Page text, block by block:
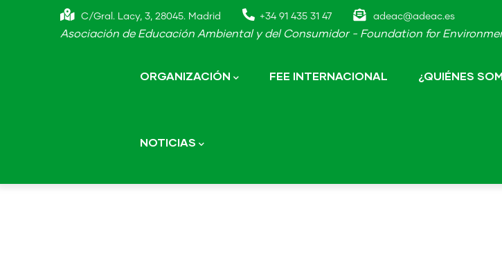
C/Gral. Lacy, 3, 28045. Madrid +34 91 435 31 47 adeac@adeac.es
Asociación de Educación Ambiental y del Consumidor - Foundation for
navigation
ORGANIZACIÓN FEE INTERNACIONAL ¿QUIÉNES
NOTICIAS